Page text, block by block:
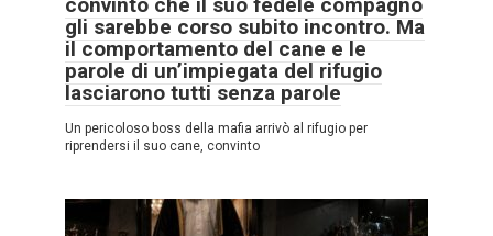
convinto che il suo fedele compagno
gli sarebbe corso subito incontro. Ma
il comportamento del cane e le
parole di un’impiegata del rifugio
lasciarono tutti senza parole
Un pericoloso boss della mafia arrivò al rifugio per
riprendersi il suo cane, convinto